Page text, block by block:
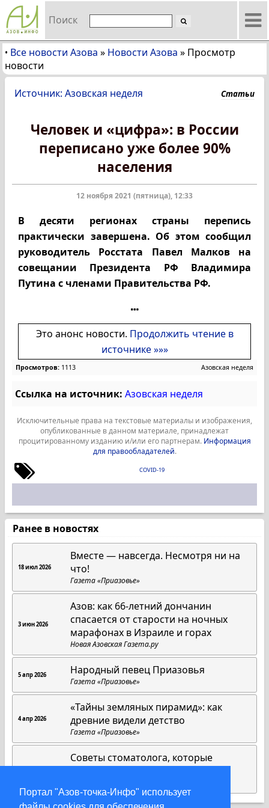
Портал "Азов-точка-Инфо" использует
Поиск
• Все новости Азова » Новости Азова » Просмотр
новости
Источник: Азовская неделя Статьи
Человек и «цифра»: в России
переписано уже более 90%
населения
12 ноября 2021 (пятница), 12:33
В десяти регионах страны перепись
практически завершена. Об этом сообщил
руководитель Росстата Павел Малков на
совещании Президента РФ Владимира
Путина с членами Правительства РФ.
Это анонс новости. Продолжить чтение в
источнике »»»
Просмотров: 1113 Азовская неделя
Ссылка на источник: Азовская неделя
Исключительные права на текстовые материалы и изображения,
опубликованные в данном материале, принадлежат
процитированному изданию и/или его партнерам. Информация
для правообладателей.
COVID-19
Ранее в новостях
18 июл 2026
Вместе — навсегда. Несмотря ни на
что!
Газета «Приазовье»
3 июн 2026
Азов: как 66-летний дончанин
спасается от старости на ночных
марафонах в Израиле и горах
Новая Азовская Газета.ру
5 апр 2026 Народный певец Приазовья
Газета «Приазовье»
4 апр 2026
«Тайны земляных пирамид»: как
древние видели детство
Газета «Приазовье»
Советы стоматолога, которые